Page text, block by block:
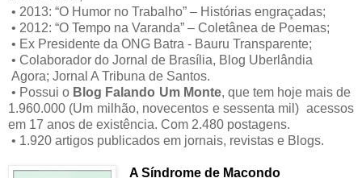
• 2013: “O Humor no Trabalho” – Histórias engraçadas;
• 2012: “O Tempo na Varanda” – Coletânea de Poemas;
• Ex Presidente da ONG Batra - Bauru Transparente;
• Colaborador do Jornal de Brasília, Blog Uberlândia
Agora; Jornal A Tribuna de Santos.
• Possui o Blog Falando Um Monte, que tem hoje mais de
1.960.000 (Um milhão, novecentos e sessenta mil) acessos
em 17 anos de existência. Com 2.480 postagens.
• 1.920 artigos publicados em jornais, revistas e Blogs.
A Síndrome de Macondo